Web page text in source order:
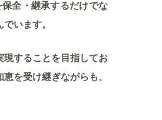
全・継承するだけでな
います。
することを目指してお
を受け継ぎながらも、